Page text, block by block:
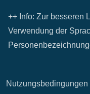
++ Info: Zur besseren
Verwendung der
Nutzungsbedingungen